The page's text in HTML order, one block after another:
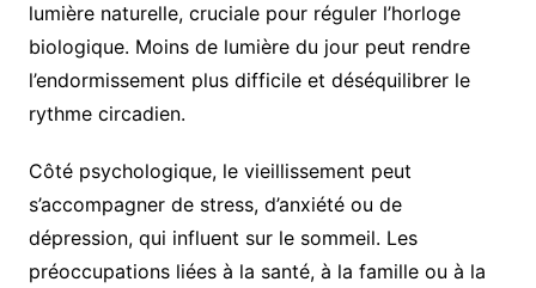
lumière naturelle, cruciale pour réguler l’horloge
biologique. Moins de lumière du jour peut rendre
l’endormissement plus difficile et déséquilibrer le
rythme circadien.
Côté psychologique, le vieillissement peut
s’accompagner de stress, d’anxiété ou de
dépression, qui influent sur le sommeil. Les
préoccupations liées à la santé, à la famille ou à la